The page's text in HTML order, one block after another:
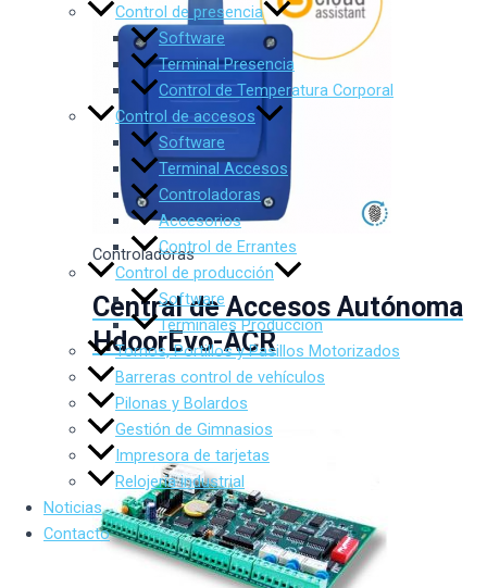
Control de presencia
Software
Terminal Presencia
Control de Temperatura Corporal
Control de accesos
Software
Terminal Accesos
Controladoras
Accesorios
Control de Errantes
Control de producción
Software
Terminales Producción
Tornos, Portillos y Pasillos Motorizados
Barreras control de vehículos
Pilonas y Bolardos
Gestión de Gimnasios
Impresora de tarjetas
Relojería industrial
Noticias
Contacto
Controladoras
Central de Accesos Autónoma
HdoorEvo-ACR